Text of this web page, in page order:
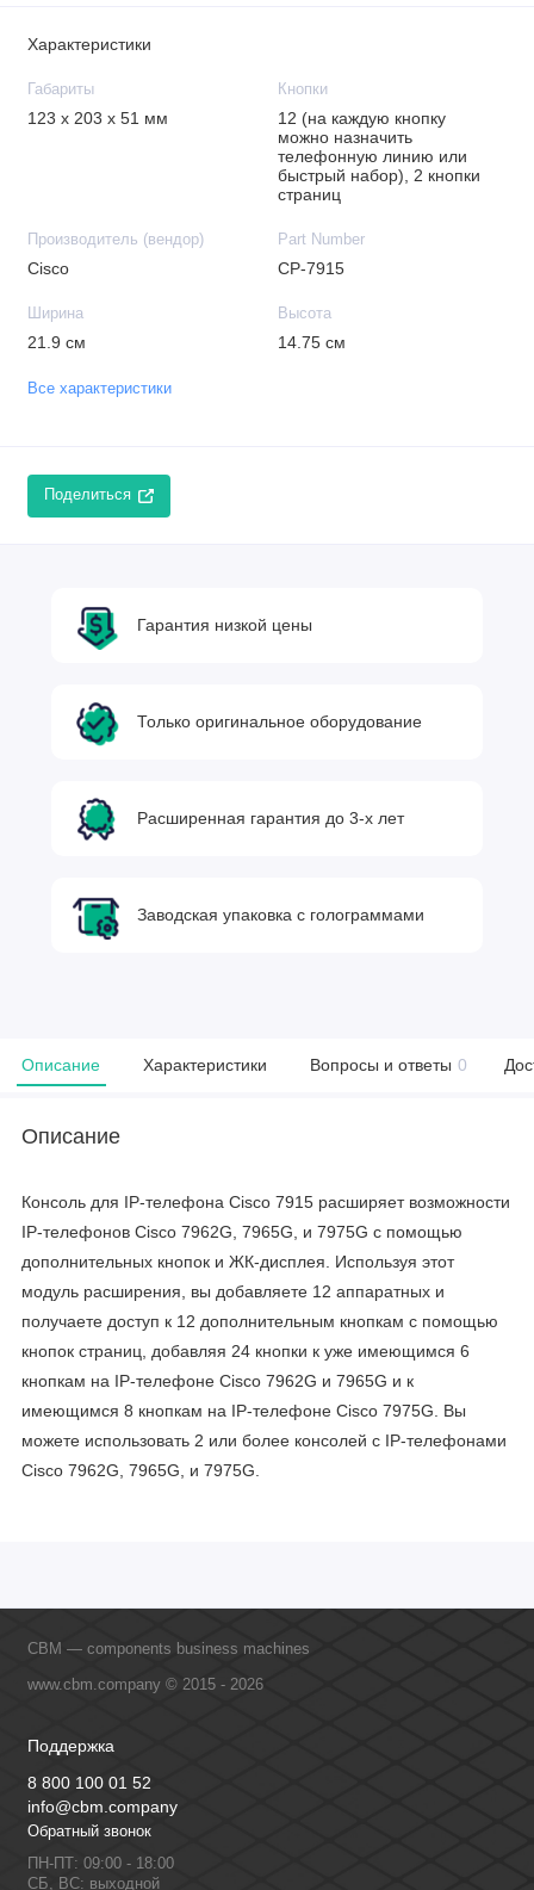
Характеристики
Габариты
123 x 203 x 51 мм
Кнопки
12 (на каждую кнопку
можно назначить
телефонную линию или
быстрый набор), 2 кнопки
страниц
Производитель (вендор)
Cisco
Part Number
CP-7915
Ширина
21.9 см
Высота
14.75 см
Все характеристики
Поделиться
Гарантия низкой цены
Только оригинальное оборудование
Расширенная гарантия до 3-х лет
Заводская упаковка с голограммами
Описание Характеристики Вопросы и ответы 0
Описание
Консоль для IP-телефона Cisco 7915 расширяет возможности
IP-телефонов Cisco 7962G, 7965G, и 7975G с помощью
дополнительных кнопок и ЖК-дисплея. Используя этот
модуль расширения, вы добавляете 12 аппаратных и
получаете доступ к 12 дополнительным кнопкам с помощью
кнопок страниц, добавляя 24 кнопки к уже имеющимся 6
кнопкам на IP-телефоне Cisco 7962G и 7965G и к
имеющимся 8 кнопкам на IP-телефоне Cisco 7975G. Вы
можете использовать 2 или более консолей с IP-телефонами
Cisco 7962G, 7965G, и 7975G.
CBM — components business machines
www.cbm.company © 2015 - 2026
Поддержка
8 800 100 01 52
info@cbm.company
Обратный звонок
ПН-ПТ: 09:00 - 18:00
СБ, ВС: выходной